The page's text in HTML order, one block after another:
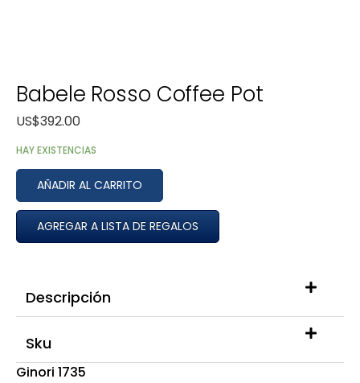
Babele Rosso Coffee Pot
US$392.00
HAY EXISTENCIAS
AÑADIR AL CARRITO
AGREGAR A LISTA DE REGALOS
Descripción
Sku
Ginori 1735